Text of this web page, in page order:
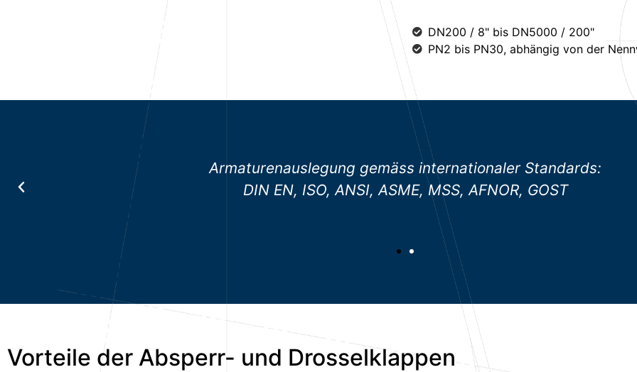
DN200 / 8" bis DN5000 / 200"
PN2 bis PN30, abhängig von der
Betätigung ––Schliessen mit Gewicht, hydraulisch oder elektrisch Öffnen
Vorteile der Absperr- und Drosselklappen